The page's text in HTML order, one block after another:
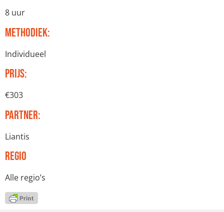
8 uur
Methodiek:
Individueel
Prijs:
€303
Partner:
Liantis
Regio
Alle regio’s